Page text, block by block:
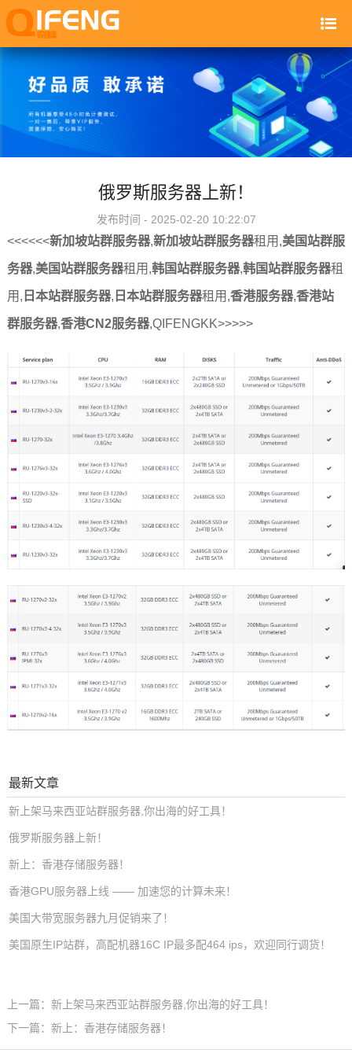
俄罗斯服务器上新！
发布时间 - 2025-02-20 10:22:07
<<<<<<新加坡站群服务器,新加坡站群服务器租用,美国站群服
务器,美国站群服务器租用,韩国站群服务器,韩国站群服务器租
用, 日本站群服务器, 日本站群服务器租用,香港服务器,香港站
群服务器,香港CN2服务器,QIFENGKK>>>>>
最新文章
新上架马来西亚站群服务器,你出海的好工具！
俄罗斯服务器上新！
新上：香港存储服务器！
香港GPU服务器上线 —— 加速您的计算未来！
美国大带宽服务器九月促销来了！
美国原生IP站群，高配机器16C IP最多配464 ips，欢迎同行调货！
上一篇：新上架马来西亚站群服务器,你出海的好工具！
下一篇：新上：香港存储服务器！